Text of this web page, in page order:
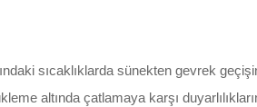
sıcaklıklarda sünekten gevrek
altında çatlamaya karşı